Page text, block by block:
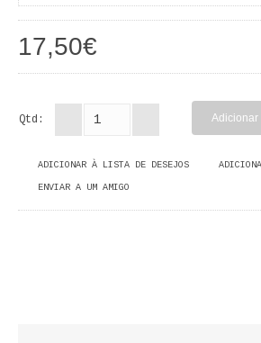
ARTE
CADERNOS HUMANITAS
COSMOS DIREITO
ECONOMIA, GESTÃO, CONTABILIDADE
17,50€
Qtd:
ADICIONAR À LISTA DE DESEJOS
ENVIAR A UM AMIGO